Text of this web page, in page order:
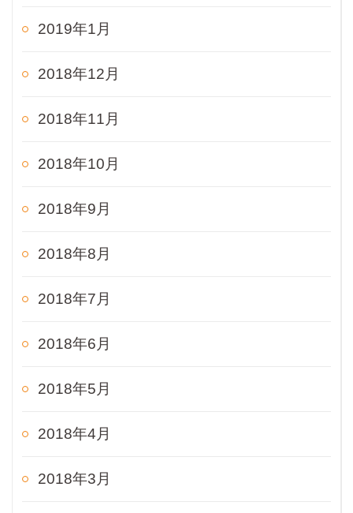
2019年1月
2018年12月
2018年11月
2018年10月
2018年9月
2018年8月
2018年7月
2018年6月
2018年5月
2018年4月
2018年3月